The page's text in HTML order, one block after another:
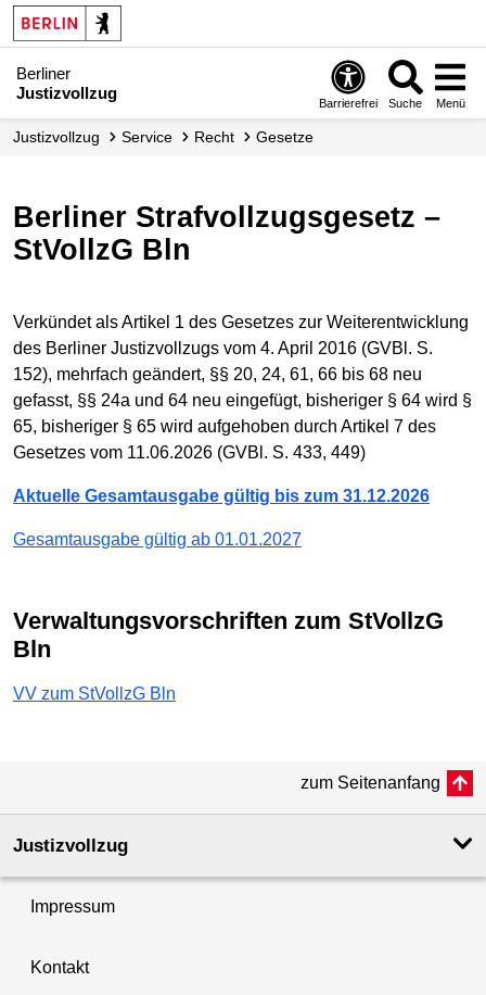
Berliner
Justizvollzug
Barrierefrei Suche Menü
Justizvollzug Service Recht Gesetze
Berliner Strafvollzugsgesetz –
StVollzG Bln
Verkündet als Artikel 1 des Gesetzes zur Weiterentwicklung
des Berliner Justizvollzugs vom 4. April 2016 (GVBl. S.
152), mehrfach geändert, §§ 20, 24, 61, 66 bis 68 neu
gefasst, §§ 24a und 64 neu eingefügt, bisheriger § 64 wird §
65, bisheriger § 65 wird aufgehoben durch Artikel 7 des
Gesetzes vom 11.06.2026 (GVBl. S. 433, 449)
Aktuelle Gesamtausgabe gültig bis zum 31.12.2026
Gesamtausgabe gültig ab 01.01.2027
Verwaltungsvorschriften zum StVollzG
Bln
VV zum StVollzG Bln
zum Seitenanfang
Justizvollzug
Impressum
Kontakt